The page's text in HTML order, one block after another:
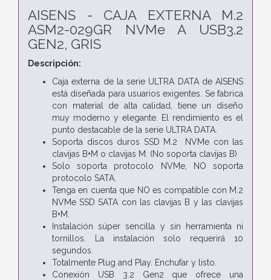
AISENS - CAJA EXTERNA M.2
ASM2-029GR NVMe A USB3.2
GEN2, GRIS
Descripción:
Caja externa de la serie ULTRA DATA de AISENS
está diseñada para usuarios exigentes. Se fabrica
con material de alta calidad, tiene un diseño
muy moderno y elegante. El rendimiento es el
punto destacable de la serie ULTRA DATA.
Soporta discos duros SSD M.2 NVMe con las
clavijas B+M o clavijas M. (No soporta clavijas B)
Solo soporta protocolo NVMe, NO soporta
protocolo SATA.
Tenga en cuenta que NO es compatible con M.2
NVMe SSD SATA con las clavijas B y las clavijas
B+M.
Instalación súper sencilla y sin herramienta ni
tornillos. La instalación solo requerirá 10
segundos.
Totalmente Plug and Play. Enchufar y listo.
Conexión USB 3.2 Gen2 que ofrece una